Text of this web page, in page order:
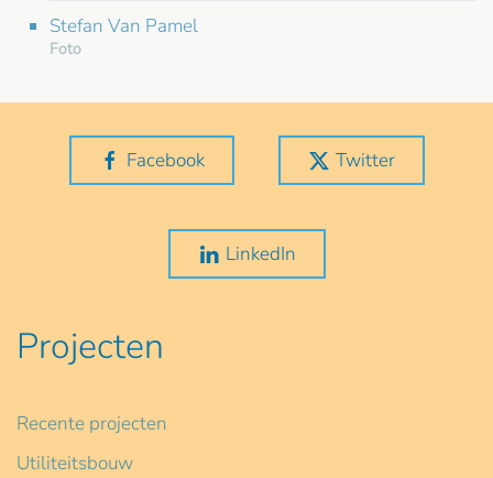
Stefan Van Pamel
Foto
Facebook Twitter
LinkedIn
Projecten
Recente projecten
Utiliteitsbouw